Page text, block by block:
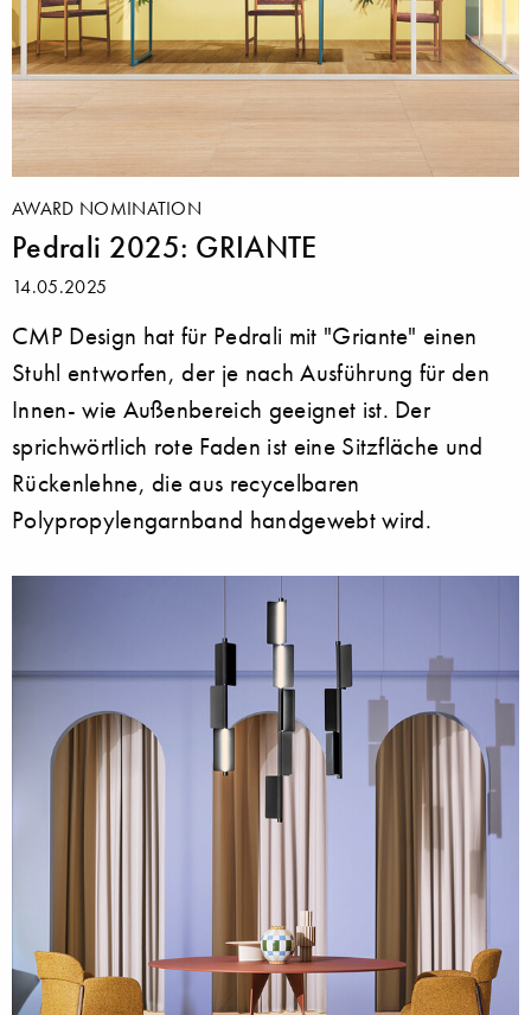
AWARD NOMINATION
Pedrali 2025: GRIANTE
14.05.2025
CMP Design hat für Pedrali mit "Griante" einen
Stuhl entworfen, der je nach Ausführung für den
Innen- wie Außenbereich geeignet ist. Der
sprichwörtlich rote Faden ist eine Sitzfläche und
Rückenlehne, die aus recycelbaren
Polypropylengarnband handgewebt wird.